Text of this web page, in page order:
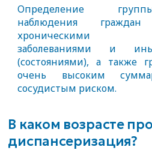
Определение
наблюдения
хроническими
заболеваниями и
(состояниями), а также
очень высоким
сосудистым риском.
В каком возрасте
диспансеризация?